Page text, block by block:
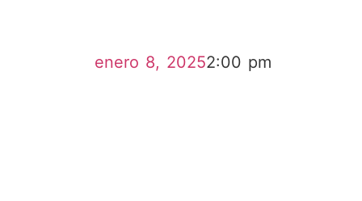
enero 8, 20252:00 pm